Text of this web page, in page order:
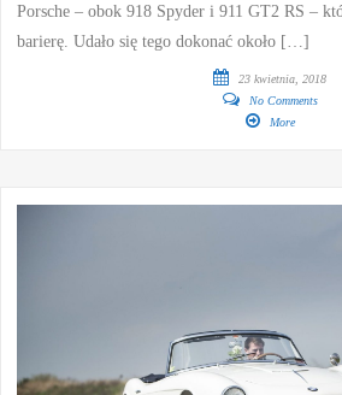
Porsche – obok 918 Spyder i 911 GT2 RS –
barierę. Udało się tego dokonać około […]
23 kwietnia, 2018
No Comments
More